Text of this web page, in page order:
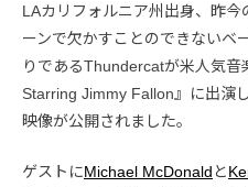
LAカリフォルニア州出身、昨
ーンで欠かすことのできないベ
りであるThundercatが米人気
Starring Jimmy Fallon』に出演
映像が公開されました。
ゲストにMichael McDonald と